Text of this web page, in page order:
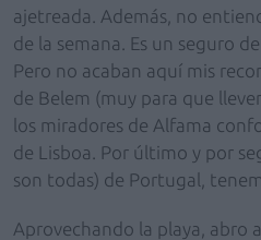
ajetreada. Además, no
de la semana. Es un seguro
Pero no acaban aquí mis
de Belem (muy para que
los miradores de Alfama
de Lisboa. Por último y por
son todas) de Portugal,
Aprovechando la playa, abro